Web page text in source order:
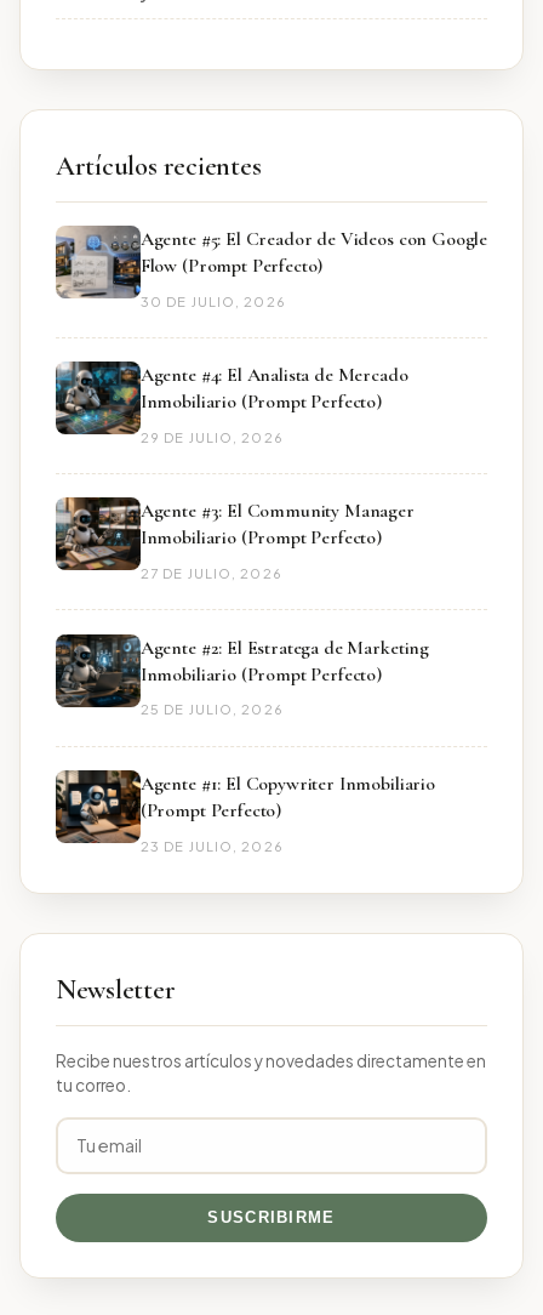
Artículos recientes
Agente #5: El Creador de Videos con Google
Flow (Prompt Perfecto)
30 DE JULIO, 2026
Agente #4: El Analista de Mercado
Inmobiliario (Prompt Perfecto)
29 DE JULIO, 2026
Agente #3: El Community Manager
Inmobiliario (Prompt Perfecto)
27 DE JULIO, 2026
Agente #2: El Estratega de Marketing
Inmobiliario (Prompt Perfecto)
25 DE JULIO, 2026
Agente #1: El Copywriter Inmobiliario
(Prompt Perfecto)
23 DE JULIO, 2026
Newsletter
Recibe nuestros artículos y novedades directamente en
tu correo.
SUSCRIBIRME